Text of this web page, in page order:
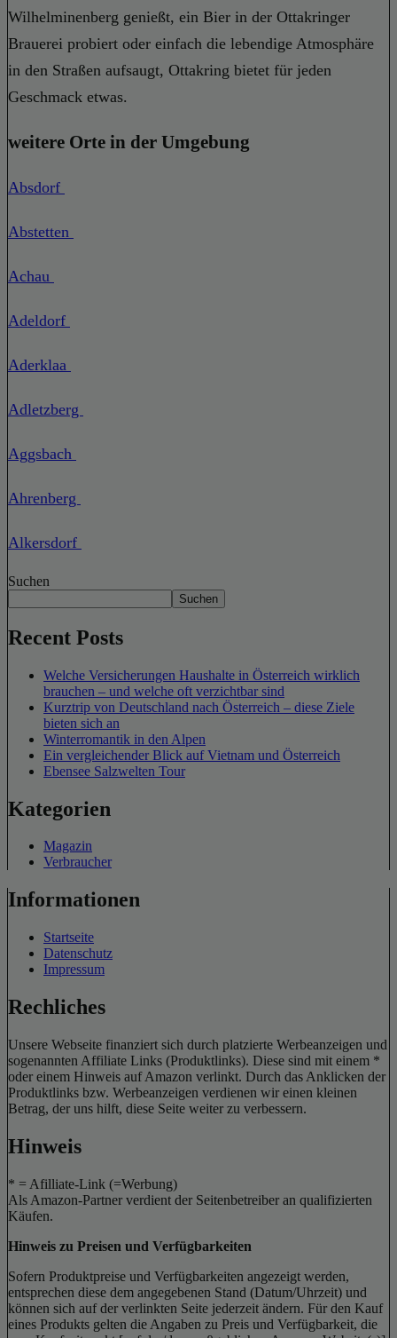
Wilhelminenberg genießt, ein Bier in der Ottakringer
Brauerei probiert oder einfach die lebendige Atmosphäre
in den Straßen aufsaugt, Ottakring bietet für jeden
Geschmack etwas.
weitere Orte in der Umgebung
Absdorf
Abstetten
Achau
Adeldorf
Aderklaa
Adletzberg
Aggsbach
Ahrenberg
Alkersdorf
Suchen
Suchen
Recent Posts
Welche Versicherungen Haushalte in Österreich wirklich
brauchen – und welche oft verzichtbar sind
Kurztrip von Deutschland nach Österreich – diese Ziele
bieten sich an
Winterromantik in den Alpen
Ein vergleichender Blick auf Vietnam und Österreich
Ebensee Salzwelten Tour
Kategorien
Magazin
Verbraucher
Informationen
Startseite
Datenschutz
Impressum
Rechliches
Unsere Webseite finanziert sich durch platzierte Werbeanzeigen und
sogenannten Affiliate Links (Produktlinks). Diese sind mit einem *
oder einem Hinweis auf Amazon verlinkt. Durch das Anklicken der
Produktlinks bzw. Werbeanzeigen verdienen wir einen kleinen
Betrag, der uns hilft, diese Seite weiter zu verbessern.
Hinweis
* = Afilliate-Link (=Werbung)
Als Amazon-Partner verdient der Seitenbetreiber an qualifizierten
Käufen.
Hinweis zu Preisen und Verfügbarkeiten
Sofern Produktpreise und Verfügbarkeiten angezeigt werden,
entsprechen diese dem angegebenen Stand (Datum/Uhrzeit) und
können sich auf der verlinkten Seite jederzeit ändern. Für den Kauf
eines Produkts gelten die Angaben zu Preis und Verfügbarkeit, die